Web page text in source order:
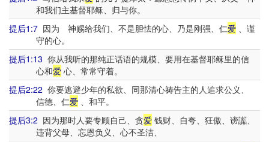
和我们主基督耶稣、归与你。
提后1:7 因为 神赐给我们、不是胆怯的心、乃是刚强、仁爱 、谨
守的心。
提后1:13 你从我听的那纯正话语的规模、要用在基督耶稣里的信
心和爱心、常常守着。
提后2:22 你要逃避少年的私欲、同那清心祷告主的人追求公义、
信德、仁爱、和平。
提后3:2 因为那时人要专顾自己、贪爱 钱财、自夸、狂傲、谤讟、
违背父母、忘恩负义、心不圣洁、